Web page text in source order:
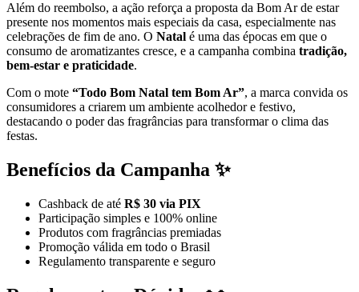
Além do reembolso, a ação reforça a proposta da Bom Ar de estar
presente nos momentos mais especiais da casa, especialmente nas
celebrações de fim de ano. O Natal é uma das épocas em que o
consumo de aromatizantes cresce, e a campanha combina tradição,
bem-estar e praticidade.
Com o mote “Todo Bom Natal tem Bom Ar”, a marca convida os
consumidores a criarem um ambiente acolhedor e festivo,
destacando o poder das fragrâncias para transformar o clima das
festas.
Benefícios da Campanha ✨
Cashback de até R$ 30 via PIX
Participação simples e 100% online
Produtos com fragrâncias premiadas
Promoção válida em todo o Brasil
Regulamento transparente e seguro